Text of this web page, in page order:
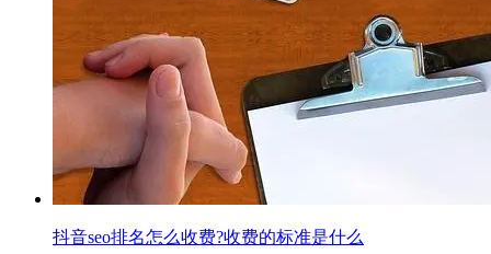
抖音seo排名怎么收费?收费的标准是什么